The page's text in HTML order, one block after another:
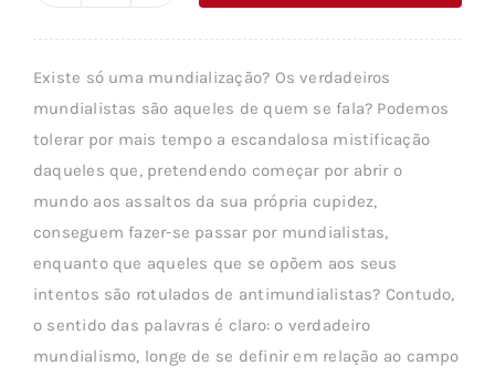
era:
é:
MUNDIALISMO
Existe só uma mundialização? Os verdadeiros
mundialistas são aqueles de quem se fala? Podemos
tolerar por mais tempo a escandalosa mistificação
daqueles que, pretendendo começar por abrir o
mundo aos assaltos da sua própria cupidez,
conseguem fazer-se passar por mundialistas,
enquanto que aqueles que se opõem aos seus
intentos são rotulados de antimundialistas? Contudo,
o sentido das palavras é claro: o verdadeiro
mundialismo, longe de se definir em relação ao campo